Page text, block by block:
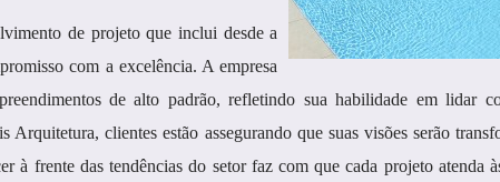
de projeto que inclui desde a
com a excelência. A empresa
de alto padrão, refletindo sua habilidade em lidar
clientes estão assegurando que suas visões serão
frente das tendências do setor faz com que cada projeto atenda